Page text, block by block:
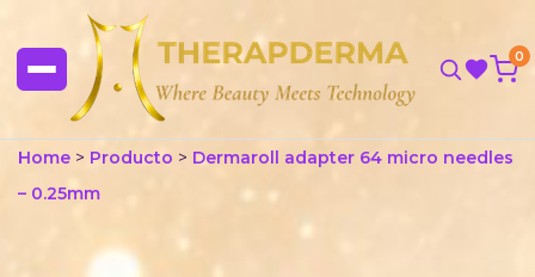
0
Home > Producto > Dermaroll adapter 64 micro needles
– 0.25mm